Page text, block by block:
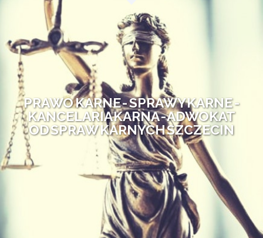
PRAWO KARNE - SPRAWY KARNE -
KANCELARIA KARNA - ADWOKAT
OD SPRAW KARNYCH SZCZECIN